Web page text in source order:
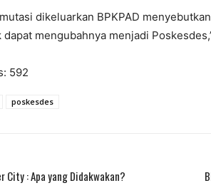
dikeluarkan BPKPAD
mengubahnya menjadi
592
poskesdes
City : Apa yang Didakwakan?